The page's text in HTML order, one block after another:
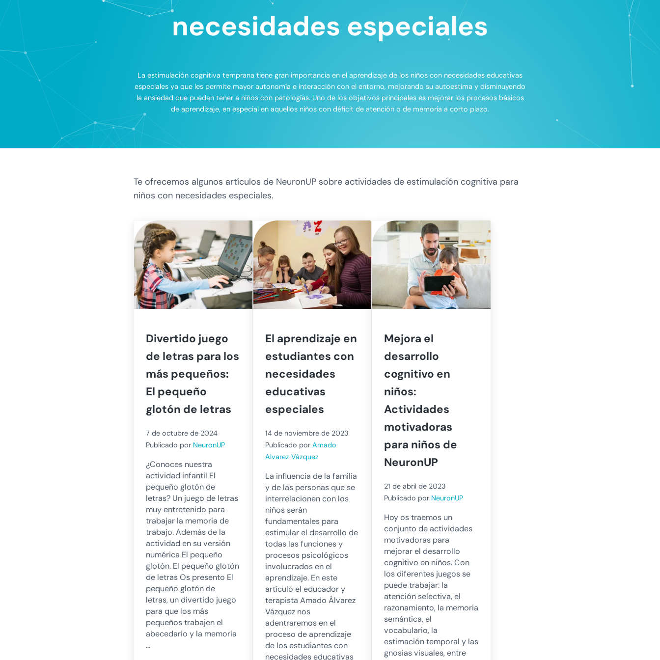
necesidades especiales
La estimulación cognitiva temprana tiene gran importancia en el aprendizaje de los niños con necesidades educativas
especiales ya que les permite mayor autonomía e interacción con el entorno, mejorando su autoestima y disminuyendo
la ansiedad que pueden tener a niños con patologías. Uno de los objetivos principales es mejorar los procesos básicos
de aprendizaje, en especial en aquellos niños con déficit de atención o de memoria a corto plazo.
Te ofrecemos algunos artículos de NeuronUP sobre actividades de estimulación cognitiva para
niños con necesidades especiales.
Divertido juego
de letras para los
más pequeños:
El pequeño
glotón de letras
7 de octubre de 2024
Publicado por NeuronUP
¿Conoces nuestra
actividad infantil El
pequeño glotón de
letras? Un juego de letras
muy entretenido para
trabajar la memoria de
trabajo. Además de la
actividad en su versión
numérica El pequeño
glotón. El pequeño glotón
de letras Os presento El
pequeño glotón de
letras, un divertido juego
para que los más
pequeños trabajen el
abecedario y la memoria
…
El aprendizaje en
estudiantes con
necesidades
educativas
especiales
14 de noviembre de 2023
Publicado por Amado
Alvarez Vázquez
La influencia de la familia
y de las personas que se
interrelacionen con los
niños serán
fundamentales para
estimular el desarrollo de
todas las funciones y
procesos psicológicos
involucrados en el
aprendizaje. En este
artículo el educador y
terapista Amado Álvarez
Vázquez nos
adentraremos en el
proceso de aprendizaje
de los estudiantes con
necesidades educativas
Mejora el
desarrollo
cognitivo en
niños:
Actividades
motivadoras
para niños de
NeuronUP
21 de abril de 2023
Publicado por NeuronUP
Hoy os traemos un
conjunto de actividades
motivadoras para
mejorar el desarrollo
cognitivo en niños. Con
los diferentes juegos se
puede trabajar: la
atención selectiva, el
razonamiento, la memoria
semántica, el
vocabulario, la
estimación temporal y las
gnosias visuales, entre